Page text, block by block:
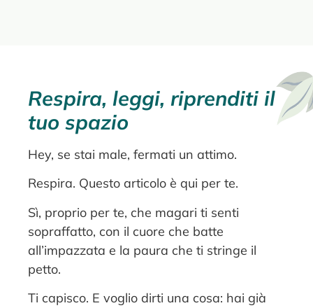
Respira, leggi, riprenditi il
tuo spazio
Hey, se stai male, fermati un attimo.
Respira. Questo articolo è qui per te.
Sì, proprio per te, che magari ti senti
sopraffatto, con il cuore che batte
all’impazzata e la paura che ti stringe il
petto.
Ti capisco. E voglio dirti una cosa: hai già